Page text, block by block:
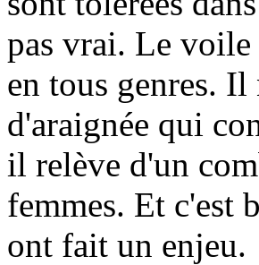
pas vrai. Le voile
en tous genres. Il
d'araignée qui
il relève d'un
femmes. Et c'est
ont fait un enjeu.